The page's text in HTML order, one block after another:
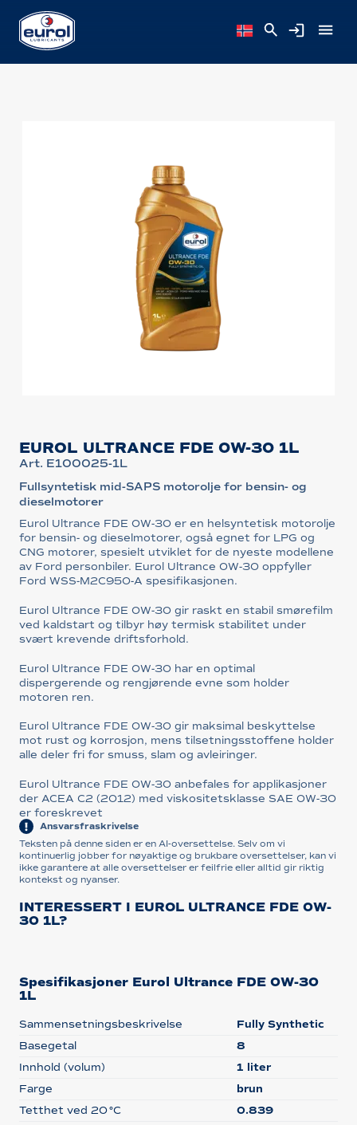
EUROL ULTRANCE FDE 0W-30 1L
Art. E100025-1L
Fullsyntetisk mid-SAPS motorolje for bensin- og
dieselmotorer
Eurol Ultrance FDE 0W-30 er en helsyntetisk motorolje
for bensin- og dieselmotorer, også egnet for LPG og
CNG motorer, spesielt utviklet for de nyeste modellene
av Ford personbiler. Eurol Ultrance 0W-30 oppfyller
Ford WSS-M2C950-A spesifikasjonen.
Eurol Ultrance FDE 0W-30 gir raskt en stabil smørefilm
ved kaldstart og tilbyr høy termisk stabilitet under
svært krevende driftsforhold.
Eurol Ultrance FDE 0W-30 har en optimal
dispergerende og rengjørende evne som holder
motoren ren.
Eurol Ultrance FDE 0W-30 gir maksimal beskyttelse
mot rust og korrosjon, mens tilsetningsstoffene holder
alle deler fri for smuss, slam og avleiringer.
Eurol Ultrance FDE 0W-30 anbefales for applikasjoner
der ACEA C2 (2012) med viskositetsklasse SAE 0W-30
er foreskrevet
Ansvarsfraskrivelse
Teksten på denne siden er en AI-oversettelse. Selv om vi
kontinuerlig jobber for nøyaktige og brukbare oversettelser, kan vi
ikke garantere at alle oversettelser er feilfrie eller alltid gir riktig
kontekst og nyanser.
INTERESSERT I EUROL ULTRANCE FDE 0W-
30 1L?
Spesifikasjoner Eurol Ultrance FDE 0W-30
1L
Sammensetningsbeskrivelse
Fully Synthetic
Basegetal
8
Innhold (volum)
1 liter
Farge
brun
Tetthet ved 20 °C
0.839